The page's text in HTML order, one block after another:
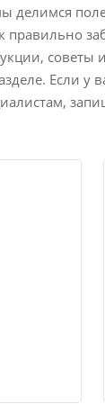
делимся
правильно
советы
Если у